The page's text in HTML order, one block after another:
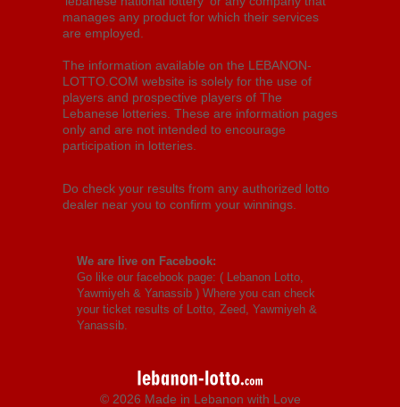
manages any product for which their services
are employed.
The information available on the LEBANON-
LOTTO.COM website is solely for the use of
players and prospective players of The
Lebanese lotteries. These are information pages
only and are not intended to encourage
participation in lotteries.
Do check your results from any authorized lotto
dealer near you to confirm your winnings.
We are live on Facebook:
Go like our facebook page: ( Lebanon Lotto,
Yawmiyeh & Yanassib ) Where you can check
your ticket results of Lotto, Zeed, Yawmiyeh &
Yanassib.
© 2026 Made in Lebanon with Love